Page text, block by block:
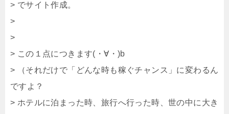
> でサイト作成。
>
>
> この１点につきます(・∀・)b
> （それだけで「どんな時も稼ぐチャンス」に変わるん
ですよ？
> ホテルに泊まった時、旅行へ行った時、世の中に大き